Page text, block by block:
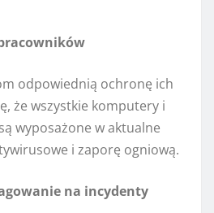
odpowiednią ochronę ich
że wszystkie komputery i
wyposażone w aktualne
i zaporę ogniową.
na incydenty